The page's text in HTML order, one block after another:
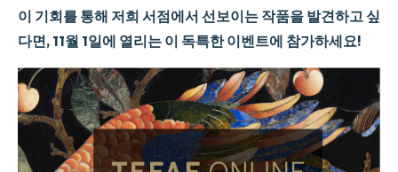
이 기회를 통해 저희 서점에서 선보이는 작품을 발견하고 싶
다면, 11월 1일에 열리는 이 독특한 이벤트에 참가하세요!